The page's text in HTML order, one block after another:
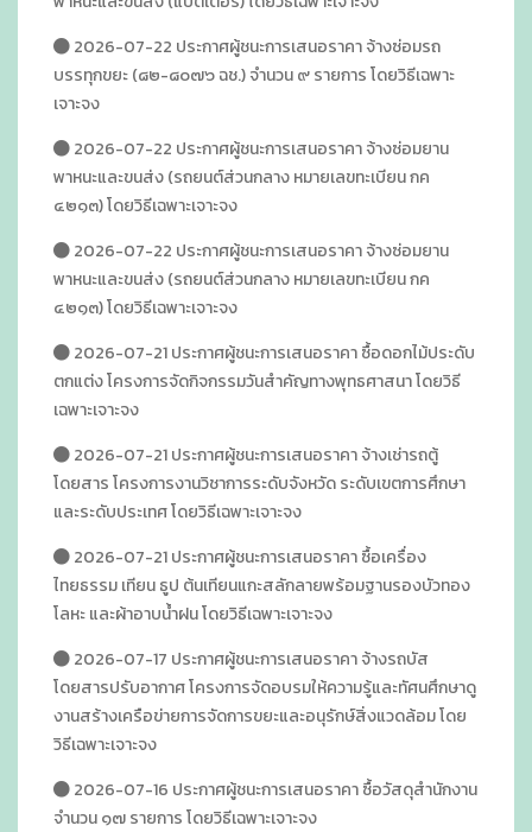
2026-07-22 ประกาศผู้ชนะการเสนอราคา จ้างซ่อมรถ
บรรทุกขยะ (๘๒-๘๐๗๖ ฉช.) จำนวน ๙ รายการ โดยวิธีเฉพาะ
เจาะจง
2026-07-22 ประกาศผู้ชนะการเสนอราคา จ้างซ่อมยาน
พาหนะและขนส่ง (รถยนต์ส่วนกลาง หมายเลขทะเบียน กค
๔๒๑๓) โดยวิธีเฉพาะเจาะจง
2026-07-22 ประกาศผู้ชนะการเสนอราคา จ้างซ่อมยาน
พาหนะและขนส่ง (รถยนต์ส่วนกลาง หมายเลขทะเบียน กค
๔๒๑๓) โดยวิธีเฉพาะเจาะจง
2026-07-21 ประกาศผู้ชนะการเสนอราคา ซื้อดอกไม้ประดับ
ตกแต่ง โครงการจัดกิจกรรมวันสำคัญทางพุทธศาสนา โดยวิธี
เฉพาะเจาะจง
2026-07-21 ประกาศผู้ชนะการเสนอราคา จ้างเช่ารถตู้
โดยสาร โครงการงานวิชาการระดับจังหวัด ระดับเขตการศึกษา
และระดับประเทศ โดยวิธีเฉพาะเจาะจง
2026-07-21 ประกาศผู้ชนะการเสนอราคา ซื้อเครื่อง
ไทยธรรม เทียน ธูป ต้นเทียนแกะสลักลายพร้อมฐานรองบัวทอง
โลหะ และผ้าอาบน้ำฝน โดยวิธีเฉพาะเจาะจง
2026-07-17 ประกาศผู้ชนะการเสนอราคา จ้างรถบัส
โดยสารปรับอากาศ โครงการจัดอบรมให้ความรู้และทัศนศึกษาดู
งานสร้างเครือข่ายการจัดการขยะและอนุรักษ์สิ่งแวดล้อม โดย
วิธีเฉพาะเจาะจง
2026-07-16 ประกาศผู้ชนะการเสนอราคา ซื้อวัสดุสำนักงาน
จำนวน ๑๗ รายการ โดยวิธีเฉพาะเจาะจง